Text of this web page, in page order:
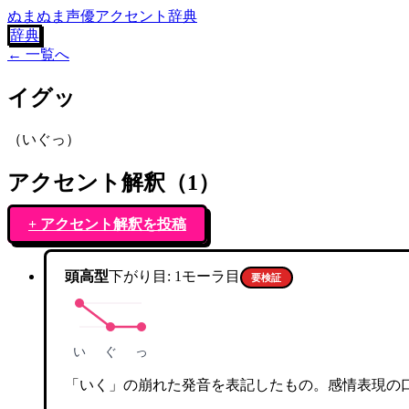
ぬまぬま声優アクセント辞典
辞典
← 一覧へ
イグッ
（いぐっ ）
アクセント解釈（1）
+ アクセント解釈を投稿
頭高型下がり目: 1 モーラ目 要検証
い ぐ っ
「いく」の崩れた発音を表記したもの。感情表現の